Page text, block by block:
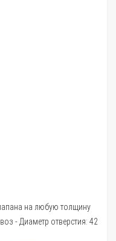
на любую толщину
- Диаметр отверстия: 42